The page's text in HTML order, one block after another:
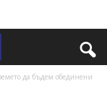
да бъдем обединени